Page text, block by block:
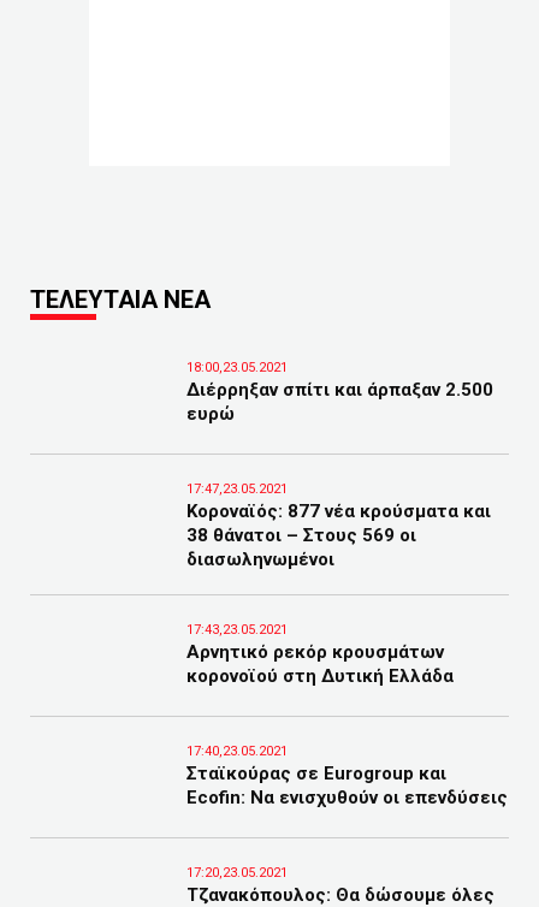
ΤΕΛΕΥΤΑΙΑ ΝΕΑ
18:00,23.05.2021
Διέρρηξαν σπίτι και άρπαξαν 2.500
ευρώ
17:47,23.05.2021
Κοροναϊός: 877 νέα κρούσματα και
38 θάνατοι – Στους 569 οι
διασωληνωμένοι
17:43,23.05.2021
Αρνητικό ρεκόρ κρουσμάτων
κορονοϊού στη Δυτική Ελλάδα
17:40,23.05.2021
Σταϊκούρας σε Eurogroup και
Ecofin: Να ενισχυθούν οι επενδύσεις
17:20,23.05.2021
Τζανακόπουλος: Θα δώσουμε όλες